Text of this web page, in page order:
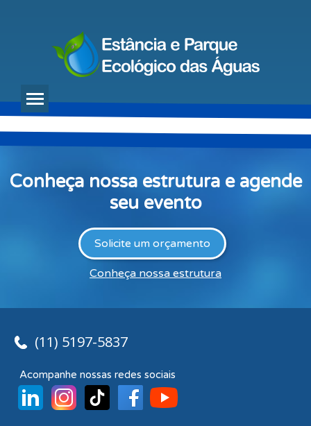
Conheça nossa estrutura e agende
seu evento
Solicite um orçamento
Conheça nossa estrutura
(11) 5197-5837
Acompanhe nossas redes sociais